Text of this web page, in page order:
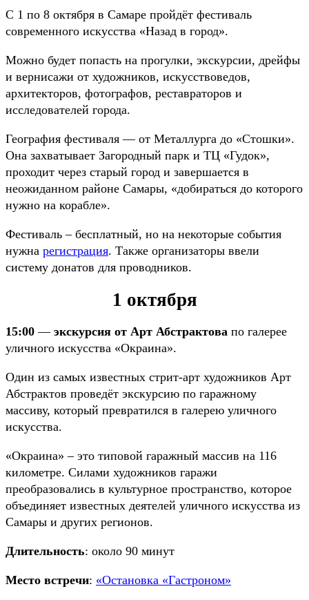
С 1 по 8 октября в Самаре пройдёт фестиваль
современного искусства «Назад в город».
Можно будет попасть на прогулки, экскурсии, дрейфы
и вернисажи от художников, искусствоведов,
архитекторов, фотографов, реставраторов и
исследователей города.
География фестиваля — от Металлурга до «Стошки».
Она захватывает Загородный парк и ТЦ «Гудок»,
проходит через старый город и завершается в
неожиданном районе Самары, «добираться до которого
нужно на корабле».
Фестиваль – бесплатный, но на некоторые события
нужна регистрация. Также организаторы ввели
систему донатов для проводников.
1 октября
15:00 — экскурсия от Арт Абстрактова по галерее
уличного искусства «Окраина».
Один из самых известных стрит-арт художников Арт
Абстрактов проведёт экскурсию по гаражному
массиву, который превратился в галерею уличного
искусства.
«Окраина» – это типовой гаражный массив на 116
километре. Силами художников гаражи
преобразовались в культурное пространство, которое
объединяет известных деятелей уличного искусства из
Самары и других регионов.
Длительность: около 90 минут
Место встречи: «Остановка «Гастроном»